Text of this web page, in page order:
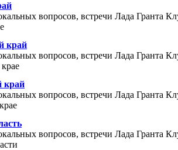
вопросов, встречи Лада Гранта
край
вопросов, встречи Лада Гранта
край
вопросов, встречи Лада Гранта
вопросов, встречи Лада Гранта